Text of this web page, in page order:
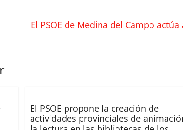
El PSOE de Medina del Campo
El PSOE propone la creación de
actividades provinciales de